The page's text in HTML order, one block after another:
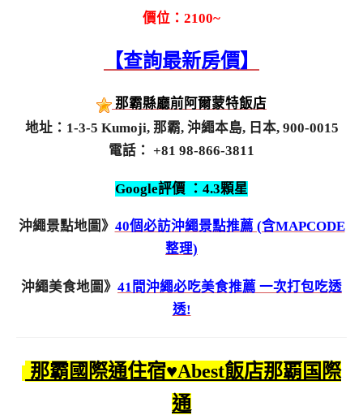
價位：2100~
【查詢最新房價】
那霸縣廳前阿爾蒙特飯店
地址：1-3-5 Kumoji, 那霸, 沖繩本島, 日本, 900-0015
電話： +81 98-866-3811
Google評價 ：4.3顆星
沖繩景點地圖》 40個必訪沖繩景點推薦 (含MAPCODE
整理)
沖繩美食地圖》 41間沖繩必吃美食推薦 一次打包吃透
透!
那霸國際通住宿♥Abest飯店那覇国際
通